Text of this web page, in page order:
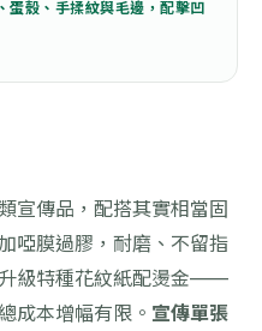
殼、手揉紋與毛邊，配擊凹
宣傳品，配搭其實相當固
啞膜過膠，耐磨、不留指
級特種花紋紙配燙金——
成本增幅有限。 宣傳單張